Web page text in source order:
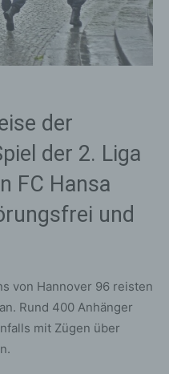
der
der 2. Liga
FC Hansa
und
von Hannover 96 reisten
Rund 400 Anhänger
mit Zügen über